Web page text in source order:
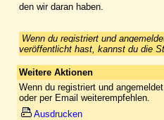
den wir daran haben.
Wenn du registriert und
veröffentlicht hast, kannst du die
Weitere Aktionen
Wenn du registriert und
oder per Email weiterempfehlen.
Ausdrucken